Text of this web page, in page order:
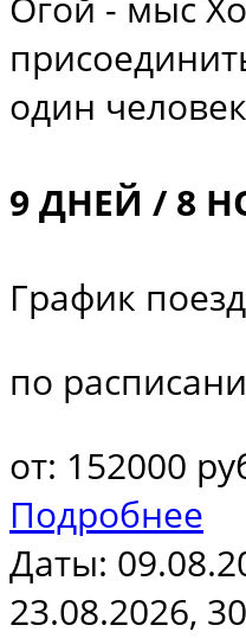
один человек
9 ДНЕЙ / 8
График
по
от: 152000
Подробнее
Даты:
23.08.2026,